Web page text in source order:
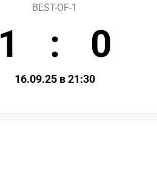
BEST-OF-1
1 : 0
16.09.25 в 21:30